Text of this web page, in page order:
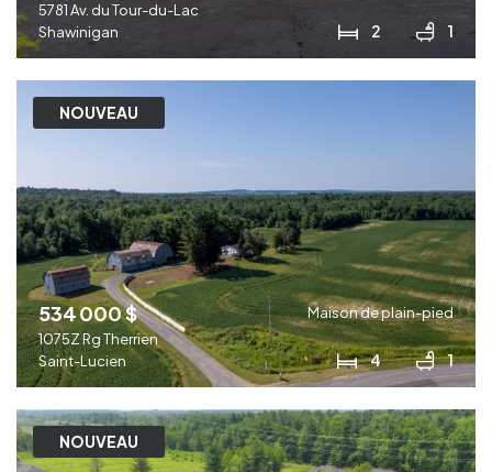
5781 Av. du Tour-du-Lac
Shawinigan
2 1
NOUVEAU
534 000 $
Maison de plain-pied
1075Z Rg Therrien
Saint-Lucien
4 1
NOUVEAU